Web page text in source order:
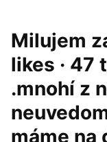
Milujem
likes · 47
.mnohí z
máme na